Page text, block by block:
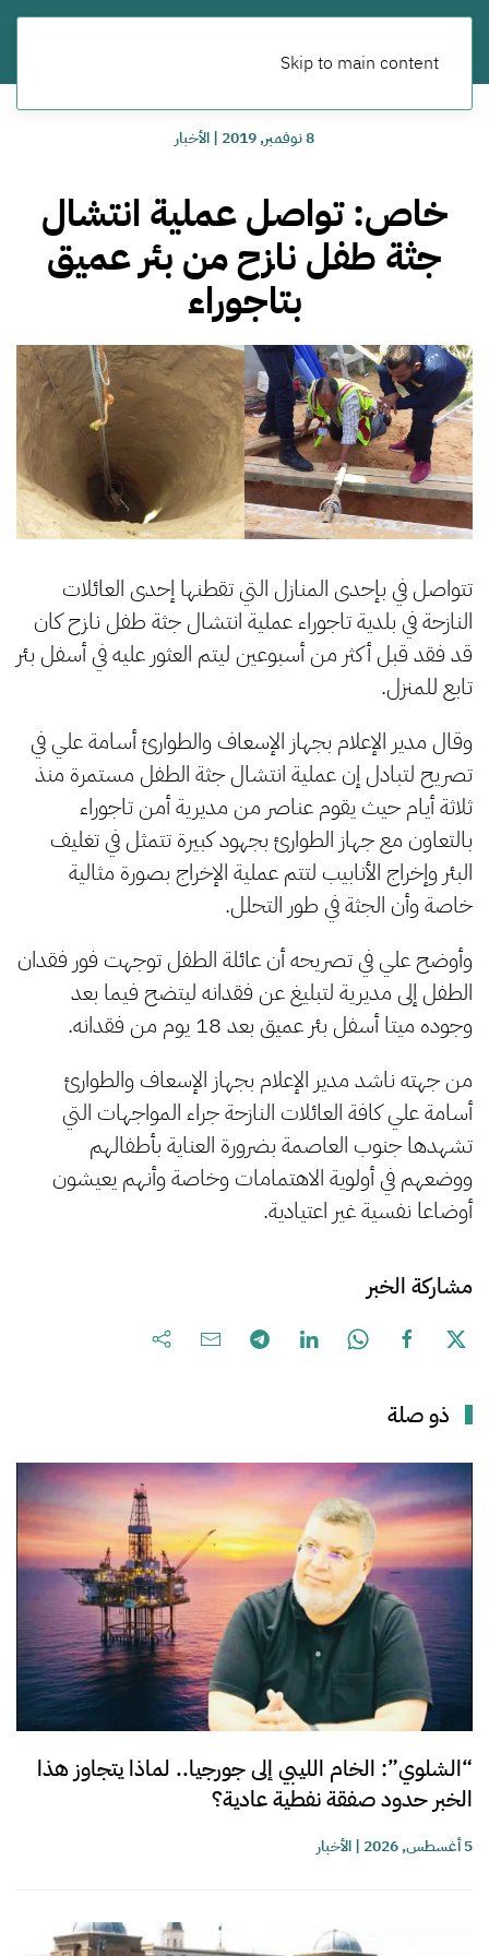
Skip to main content
8 نوفمبر, 2019 |الأخبار
خاص: تواصل عملية انتشال
جثة طفل نازح من بئر عميق
بتاجوراء
تتواصل في بإحدى المنازل التي تقطنها إحدى العائلات
النازحة في بلدية تاجوراء عملية انتشال جثة طفل نازح كان
قد فقد قبل أكثر من أسبوعين ليتم العثور عليه في أسفل بئر
تابع للمنزل.
وقال مدير الإعلام بجهاز الإسعاف والطوارئ أسامة علي في
تصريح لتبادل إن عملية انتشال جثة الطفل مستمرة منذ
ثلاثة أيام حيث يقوم عناصر من مديرية أمن تاجوراء
بالتعاون مع جهاز الطوارئ بجهود كبيرة تتمثل في تغليف
البئر وإخراج الأنابيب لتتم عملية الإخراج بصورة مثالية
خاصة وأن الجثة في طور التحلل.
وأوضح علي في تصريحه أن عائلة الطفل توجهت فور فقدان
الطفل إلى مديرية لتبليغ عن فقدانه ليتضح فيما بعد
وجوده ميتا أسفل بئر عميق بعد 18 يوم من فقدانه.
من جهته ناشد مدير الإعلام بجهاز الإسعاف والطوارئ
أسامة علي كافة العائلات النازحة جراء المواجهات التي
تشهدها جنوب العاصمة بضرورة العناية بأطفالهم
ووضعهم في أولوية الاهتمامات وخاصة وأنهم يعيشون
أوضاعا نفسية غير اعتيادية.
مشاركة الخبر
ذو صلة
“الشلوي”: الخام الليبي إلى جورجيا.. لماذا يتجاوز هذا
الخبر حدود صفقة نفطية عادية؟
5 أغسطس, 2026 |الأخبار